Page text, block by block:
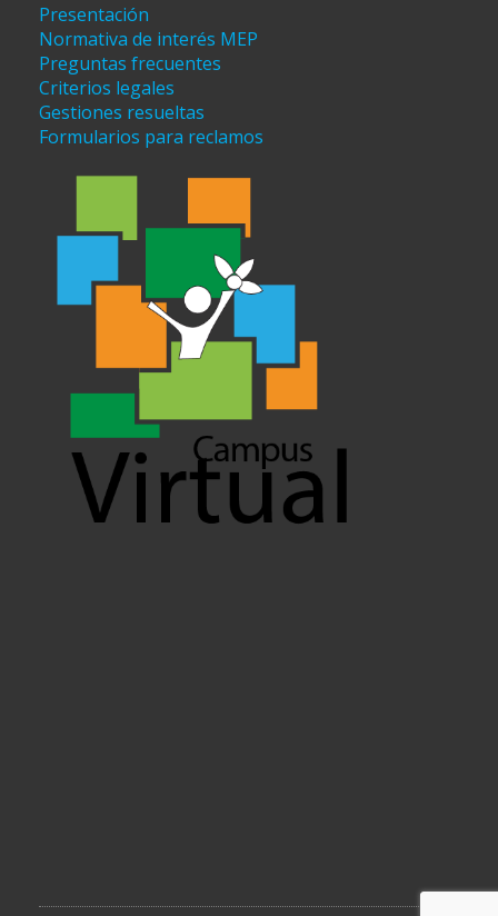
Presentación
Normativa de interés MEP
Preguntas frecuentes
Criterios legales
Gestiones resueltas
Formularios para reclamos